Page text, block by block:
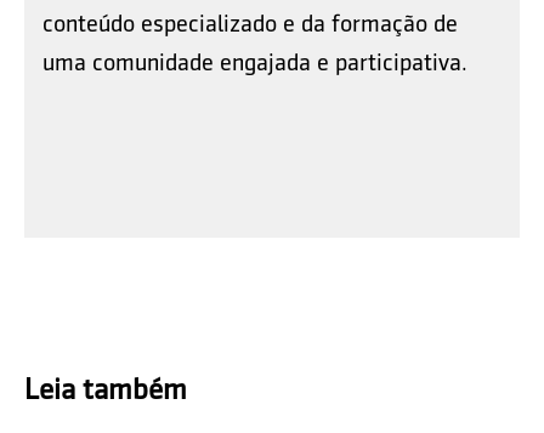
conteúdo especializado e da formação de
uma comunidade engajada e participativa.
Leia também